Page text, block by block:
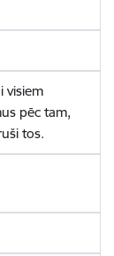
visiem
pēc tam,
tos.